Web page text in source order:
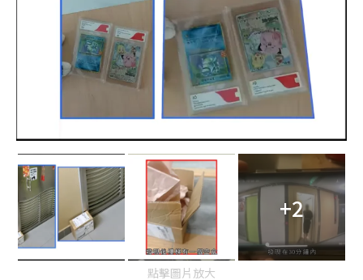
+2
點擊圖片放大